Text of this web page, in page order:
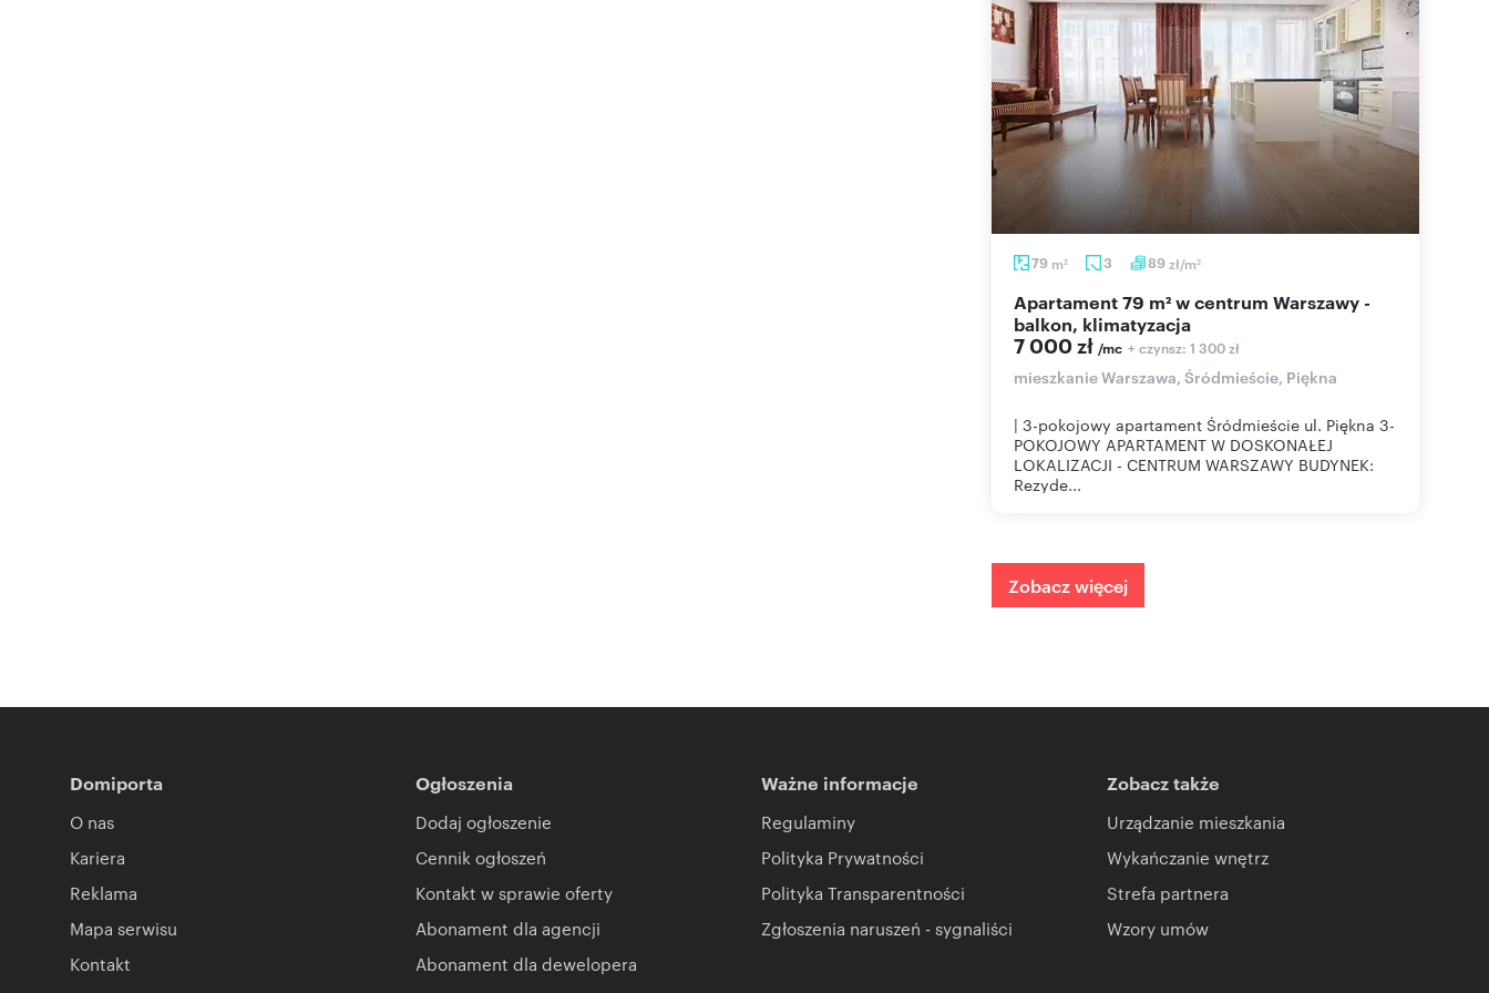
79 m2 3 89zł/m2
Apartament 79 m² w centrum Warszawy -
balkon, klimatyzacja
7 000 zł /mc + czynsz: 1 300 zł
mieszkanie Warszawa, Śródmieście, Piękna
| 3-pokojowy apartament Śródmieście ul. Piękna 3-
POKOJOWY APARTAMENT W DOSKONAŁEJ
LOKALIZACJI - CENTRUM WARSZAWY BUDYNEK:
Rezyde...
Zobacz więcej
Domiporta
O nas
Kariera
Reklama
Mapa serwisu
Kontakt
Ogłoszenia
Dodaj ogłoszenie
Cennik ogłoszeń
Kontakt w sprawie oferty
Abonament dla agencji
Abonament dla dewelopera
Ważne informacje
Regulaminy
Polityka Prywatności
Polityka Transparentności
Zgłoszenia naruszeń - sygnaliści
Zobacz także
Urządzanie mieszkania
Wykańczanie wnętrz
Strefa partnera
Wzory umów